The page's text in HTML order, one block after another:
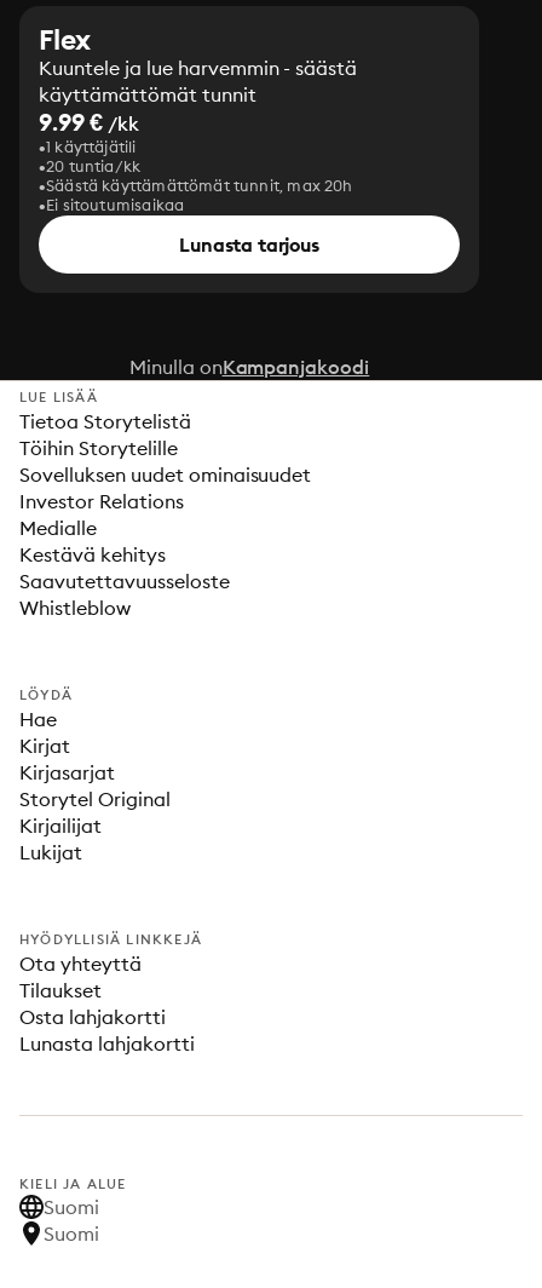
Flex
Kuuntele ja lue harvemmin - säästä
käyttämättömät tunnit
9.99 € /kk
1 käyttäjätili
20 tuntia/kk
Säästä käyttämättömät tunnit, max 20h
Ei sitoutumisaikaa
Lunasta tarjous
Minulla onKampanjakoodi
LUE LISÄÄ
Tietoa Storytelistä
Töihin Storytelille
Sovelluksen uudet ominaisuudet
Investor Relations
Medialle
Kestävä kehitys
Saavutettavuusseloste
Whistleblow
LÖYDÄ
Hae
Kirjat
Kirjasarjat
Storytel Original
Kirjailijat
Lukijat
HYÖDYLLISIÄ LINKKEJÄ
Ota yhteyttä
Tilaukset
Osta lahjakortti
Lunasta lahjakortti
KIELI JA ALUE
Suomi
Suomi